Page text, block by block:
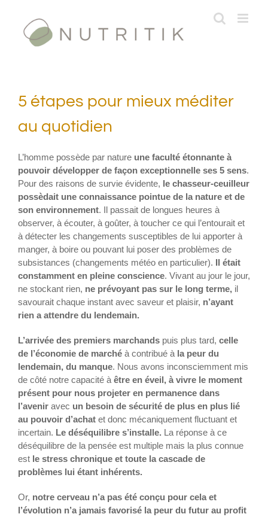
contenu
5 étapes pour mieux méditer
au quotidien
L’homme possède par nature une faculté étonnante à
pouvoir développer de façon exceptionnelle ses 5 sens.
Pour des raisons de survie évidente, le chasseur-ceuilleur
possèdait une connaissance pointue de la nature et de
son environnement. Il passait de longues heures à
observer, à écouter, à goûter, à toucher ce qui l’entourait et
à détecter les changements susceptibles de lui apporter à
manger, à boire ou pouvant lui poser des problèmes de
subsistances (changements météo en particulier). Il était
constamment en pleine conscience. Vivant au jour le jour,
ne stockant rien, ne prévoyant pas sur le long terme, il
savourait chaque instant avec saveur et plaisir, n’ayant
rien a attendre du lendemain.
L’arrivée des premiers marchands puis plus tard, celle
de l’économie de marché à contribué à la peur du
lendemain, du manque. Nous avons inconsciemment mis
de côté notre capacité à être en éveil, à vivre le moment
présent pour nous projeter en permanence dans
l’avenir avec un besoin de sécurité de plus en plus lié
au pouvoir d’achat et donc mécaniquement fluctuant et
incertain. Le déséquilibre s’installe. La réponse à ce
déséquilibre de la pensée est multiple mais la plus connue
est le stress chronique et toute la cascade de
problèmes lui étant inhérents.
Or, notre cerveau n’a pas été conçu pour cela et
l’évolution n’a jamais favorisé la peur du futur au profit